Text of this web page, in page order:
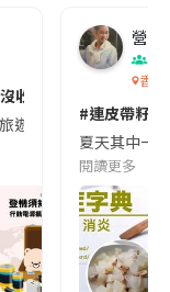
收😱出發前切記檢查
旅遊的民眾，近期要
營養
香港
#連皮帶籽
夏天其中一
閱讀更多